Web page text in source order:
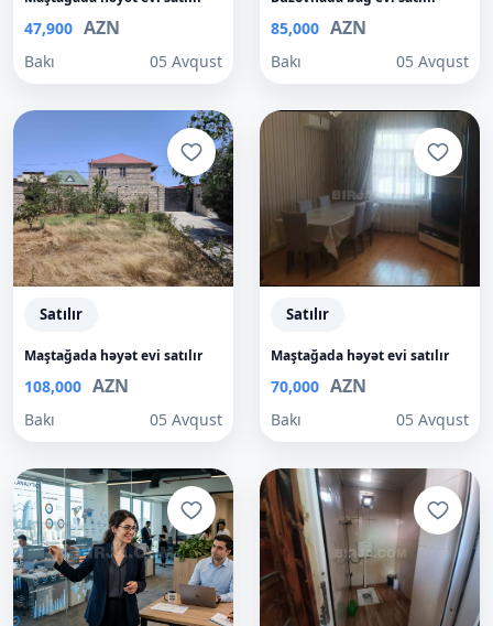
47,900 AZN
Bakı 05 Avqust
85,000 AZN
Bakı 05 Avqust
Satılır
Maştağada həyət evi satılır
108,000 AZN
Bakı 05 Avqust
Satılır
Maştağada həyət evi satılır
70,000 AZN
Bakı 05 Avqust